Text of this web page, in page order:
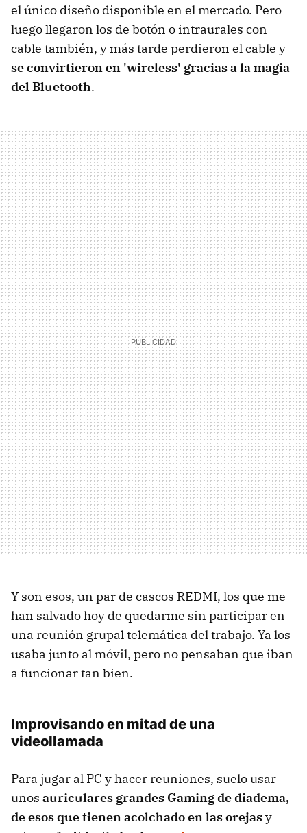
el único diseño disponible en el mercado. Pero
luego llegaron los de botón o intraurales con
cable también, y más tarde perdieron el cable y
se convirtieron en 'wireless' gracias a la magia
del Bluetooth.
Y son esos, un par de cascos REDMI, los que me
han salvado hoy de quedarme sin participar en
una reunión grupal telemática del trabajo. Ya los
usaba junto al móvil, pero no pensaban que iban
a funcionar tan bien.
Improvisando en mitad de una
videollamada
Para jugar al PC y hacer reuniones, suelo usar
unos auriculares grandes Gaming de diadema,
de esos que tienen acolchado en las orejasy